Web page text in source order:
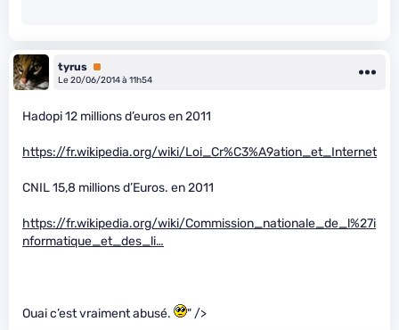
tyrus Premium
Le 20/06/2014 à 11h54
Hadopi 12 millions d’euros en 2011
https://fr.wikipedia.org/wiki/Loi_Cr%C3%A9ation_et_Internet
CNIL 15,8 millions d’Euros. en 2011
https://fr.wikipedia.org/wiki/Commission_nationale_de_l%27i
nformatique_et_des_li…
Ouai c’est vraiment abusé. " />